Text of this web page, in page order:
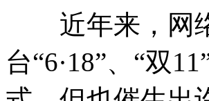
近年来，网络
台“6·18”、“双